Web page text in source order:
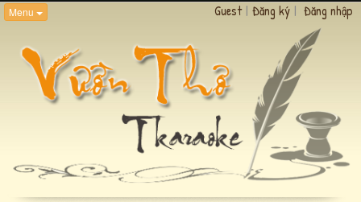
Menu Guest | Đăng ký | Đăng nhập